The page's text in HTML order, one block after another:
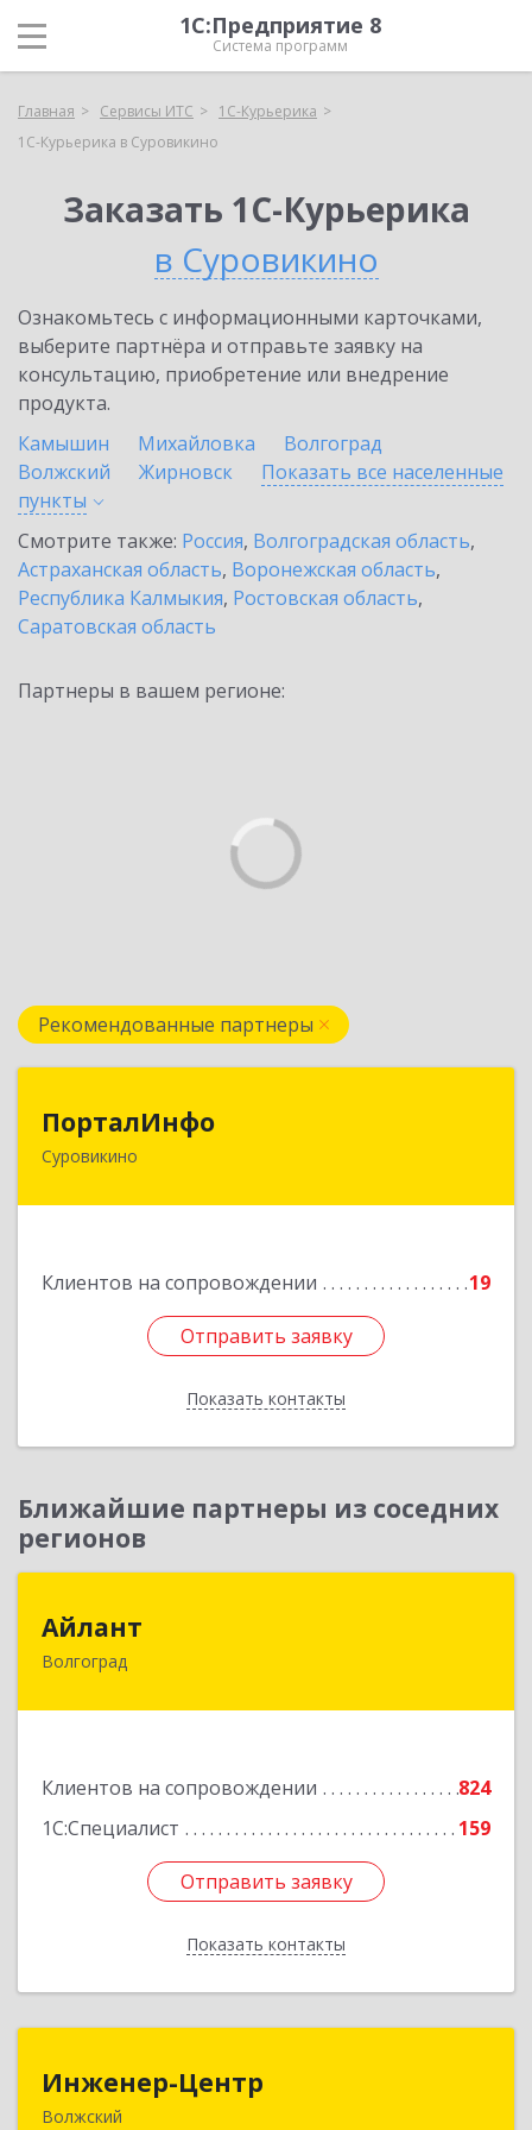
1С:Предприятие 8
Система программ
Главная Сервисы ИТС
1С-Курьерика
1С-Курьерика в Суровикино
Заказать 1С-Курьерика
в Суровикино
Ознакомьтесь с информационными карточками,
выберите партнёра и отправьте заявку на
консультацию, приобретение или внедрение
продукта.
Камышин
Михайловка
Волгоград
Волжский
Жирновск
Показать все населенные
пункты
Смотрите также: Россия, Волгоградская область,
Астраханская область, Воронежская область,
Республика Калмыкия, Ростовская область,
Саратовская область
Партнеры в вашем регионе:
Рекомендованные партнеры
ПорталИнфо
Суровикино
Клиентов на сопровождении 19
Отправить заявку
Показать контакты
404414, г.Суровкино Волгоградской обл. ул. 1-й
Отправить заявку
Назад
Ближайшие партнеры из соседних
регионов
Айлант
Волгоград
Клиентов на сопровождении
824
1С:Специалист
159
Отправить заявку
Показать контакты
400001, Волгоградская обл, Волгоград г, им
Отправить заявку
Назад
Инженер-Центр
Волжский404120, Волгоградская обл, Волжский г, им